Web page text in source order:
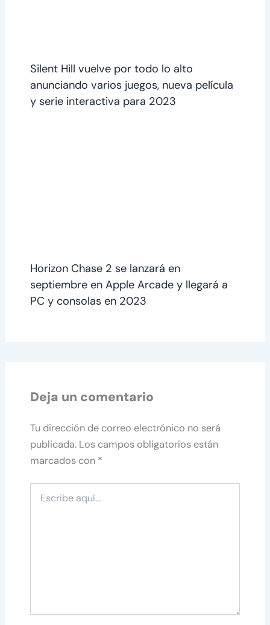
Silent Hill vuelve por todo lo alto
anunciando varios juegos, nueva película
y serie interactiva para 2023
Horizon Chase 2 se lanzará en
septiembre en Apple Arcade y llegará a
PC y consolas en 2023
Deja un comentario
Tu dirección de correo electrónico no será
publicada. Los campos obligatorios están
marcados con *
aquí...